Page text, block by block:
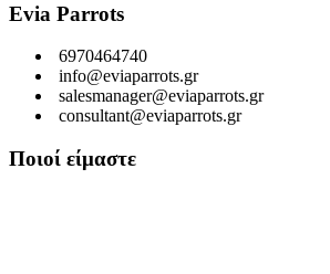
Evia Parrots
6970464740
info@eviaparrots.gr
salesmanager@eviaparrots.gr
consultant@eviaparrots.gr
Ποιοί είμαστε